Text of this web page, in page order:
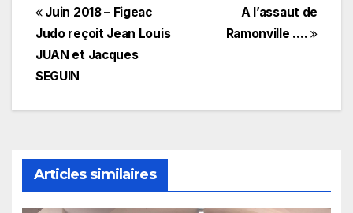
Navigation
de
l’article
A l’assaut de
Ramonville ….
Juin 2018 – Figeac
Judo reçoit Jean Louis
JUAN et Jacques
SEGUIN
Articles similaires